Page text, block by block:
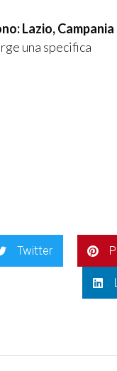
Lazio, Campania
una specifica
Twitter